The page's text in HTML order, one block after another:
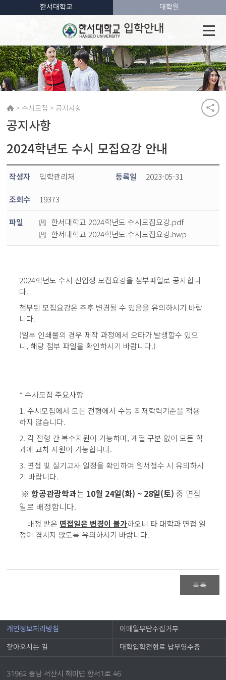
입학안내
한서대학교 대학원
> 수시모집 > 공지사항
공지사항
2024학년도 수시 모집요강 안내
작성자 입학관리처 등록일 2023-05-31
조회수 19373
파일
한서대학교 2024학년도 수시모집요강.pdf
한서대학교 2024학년도 수시모집요강.hwp
2024학년도 수시 신입생 모집요강을 첨부파일로 공지합니
다.
첨부된 모집요강은 추후 변경될 수 있음을 유의하시기 바랍
니다.
(일부 인쇄물의 경우 제작 과정에서 오타가 발생할수 있으
니, 해당 첨부 파일을 확인하시기 바랍니다.)
* 수시모집 주요사항
1. 수시모집에서 모든 전형에서 수능 최저학력기준을 적용
하지 않습니다.
2. 각 전형 간 복수지원이 가능하며, 계열 구분 없이 모든 학
과에 교차 지원이 가능합니다.
3. 면접 및 실기고사 일정을 확인하여 원서접수 시 유의하시
기 바랍니다.
※ 항공관광학과는 10월 24일(화) ~ 28일(토) 중 면접
일로 배정합니다.
배정 받은 면접일은 변경이 불가하오니 타 대학과 면접 일
정이 겹치지 않도록 유의하시기 바랍니다.
목록
개인정보처리방침 이메일무단수집거부
찾아오시는 길 대학입학전형료 납부영수증
31962 충남 서산시 해미면 한서1로 46